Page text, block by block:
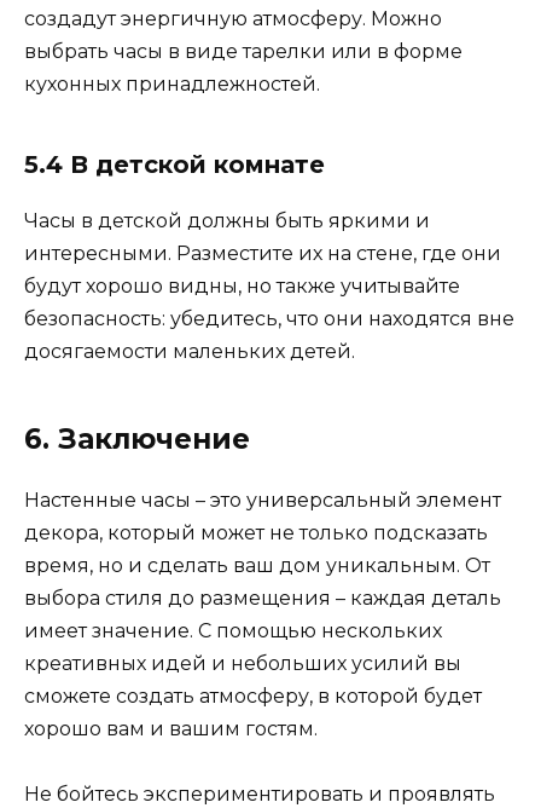
создадут энергичную атмосферу. Можно
выбрать часы в виде тарелки или в форме
кухонных принадлежностей.
5.4 В детской комнате
Часы в детской должны быть яркими и
интересными. Разместите их на стене, где они
будут хорошо видны, но также учитывайте
безопасность: убедитесь, что они находятся вне
досягаемости маленьких детей.
6. Заключение
Настенные часы – это универсальный элемент
декора, который может не только подсказать
время, но и сделать ваш дом уникальным. От
выбора стиля до размещения – каждая деталь
имеет значение. С помощью нескольких
креативных идей и небольших усилий вы
сможете создать атмосферу, в которой будет
хорошо вам и вашим гостям.
Не бойтесь экспериментировать и проявлять